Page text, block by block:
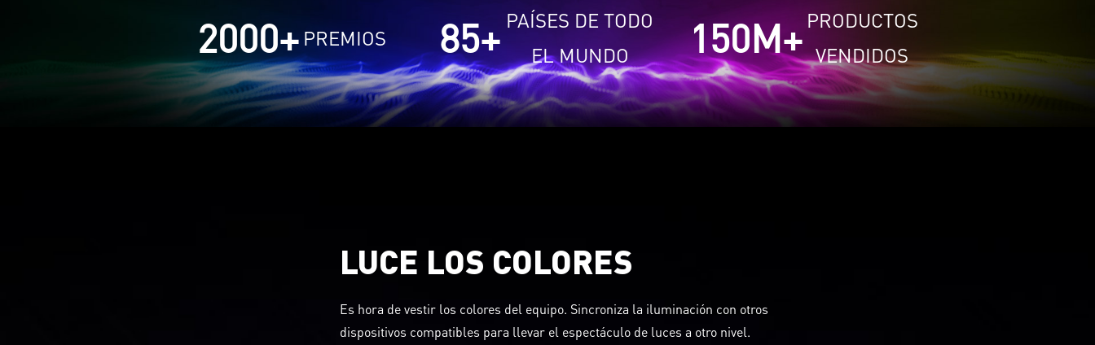
2000+ PREMIOS 85+ PAÍSES DE TODO
EL MUNDO
150M+ PRODUCTOS
VENDIDOS
LUCE LOS COLORES
Es hora de vestir los colores del equipo. Sincroniza la iluminación con otros
dispositivos compatibles para llevar el espectáculo de luces a otro nivel.